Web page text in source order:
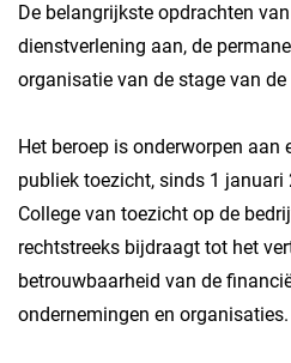
De belangrijkste opdrachten
dienstverlening aan, de
organisatie van de stage van
Het beroep is onderworpen aan
publiek toezicht, sinds 1
College van toezicht op de
rechtstreeks bijdraagt tot het
betrouwbaarheid van de
ondernemingen en organisaties.